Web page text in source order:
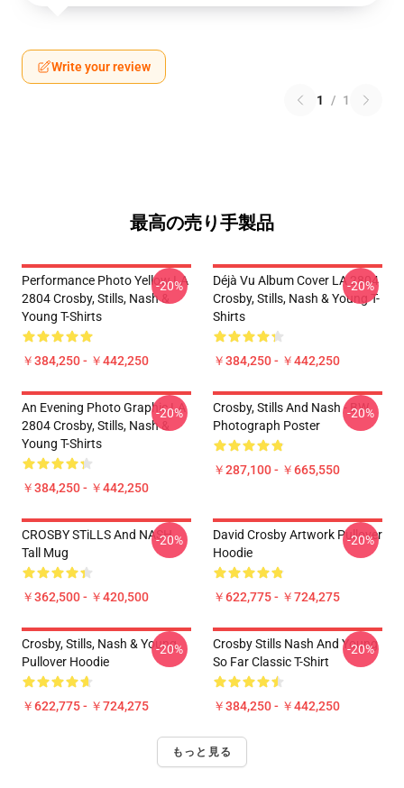
Write your review
1 / 1
最高の売り手製品
Performance Photo Yellow LA
2804 Crosby, Stills, Nash &
Young T-Shirts
￥384,250 - ￥442,250
-20%
Déjà Vu Album Cover LA 2804
Crosby, Stills, Nash & Young T-
Shirts
￥384,250 - ￥442,250
-20%
An Evening Photo Graphic LA
2804 Crosby, Stills, Nash &
Young T-Shirts
￥384,250 - ￥442,250
-20%
Crosby, Stills And Nash - BW
Photograph Poster
￥287,100 - ￥665,550
-20%
CROSBY STiLLS And NASH
Tall Mug
￥362,500 - ￥420,500
-20%
David Crosby Artwork Pullover
Hoodie
￥622,775 - ￥724,275
-20%
Crosby, Stills, Nash & Young
Pullover Hoodie
￥622,775 - ￥724,275
-20%
Crosby Stills Nash And Young
So Far Classic T-Shirt
￥384,250 - ￥442,250
-20%
もっと見る